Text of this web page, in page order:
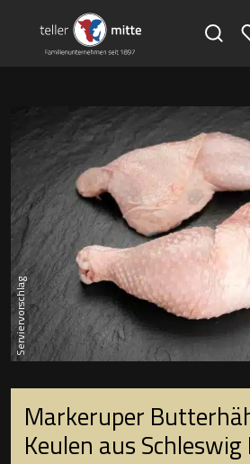
Serviervorschlag
Markeruper
Keulen aus